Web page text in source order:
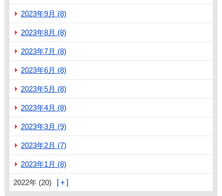
2023年9月 (8)
2023年8月 (8)
2023年7月 (8)
2023年6月 (8)
2023年5月 (8)
2023年4月 (8)
2023年3月 (9)
2023年2月 (7)
2023年1月 (8)
2022年 (20)